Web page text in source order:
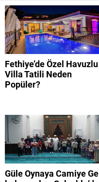
Fethiye’de Özel Havuzlu
Villa Tatili Neden
Popüler?
Güle Oynaya Camiye Gel